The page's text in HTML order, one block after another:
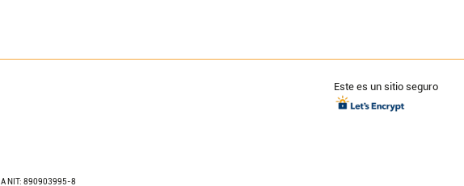
NIT: 890903995-8
Este es un sitio seguro